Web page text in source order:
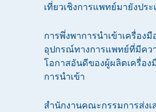
เที่ยวเชิงการแพทย์มายังปร
การพึ่งพาการนำเข้าเครื่อ
อุปกรณ์ทางการแพทย์ที่มีคว
โอกาสอันดีของผู้ผลิตเครื่อ
การนำเข้า
สำนักงานคณะกรรมการส่ง